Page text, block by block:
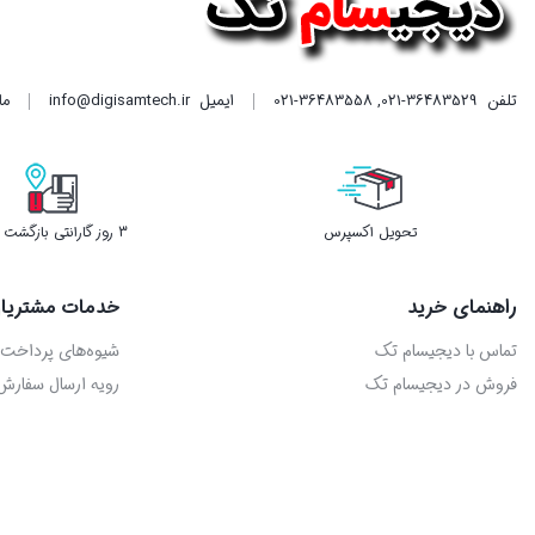
تلفن 021-36483529
,
021-36483558 ایمیلinfo@digisamtech.ir
تحویل اکسپرس 3 روز گارانتی بازگشت وجه
راهنمای خرید
تماس با دیجیسام تک
فروش در دیجیسام تک
خدمات
شیوه‌های پرداخت
رویه ارسال